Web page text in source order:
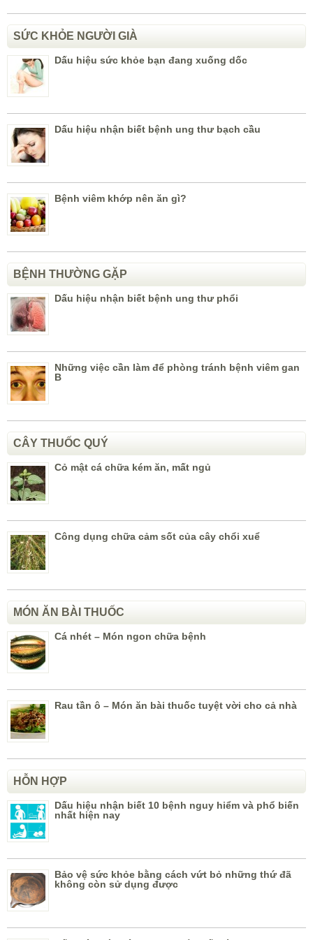
SỨC KHỎE NGƯỜI GIÀ
Dấu hiệu sức khỏe bạn đang xuống dốc
Dấu hiệu nhận biết bệnh ung thư bạch cầu
Bệnh viêm khớp nên ăn gì?
BỆNH THƯỜNG GẶP
Dấu hiệu nhận biết bệnh ung thư phổi
Những việc cần làm để phòng tránh bệnh viêm gan
B
CÂY THUỐC QUÝ
Cỏ mật cá chữa kém ăn, mất ngủ
Công dụng chữa cảm sốt của cây chổi xuể
MÓN ĂN BÀI THUỐC
Cá nhét – Món ngon chữa bệnh
Rau tần ô – Món ăn bài thuốc tuyệt vời cho cả nhà
HỖN HỢP
Dấu hiệu nhận biết 10 bệnh nguy hiểm và phổ biến
nhất hiện nay
Bảo vệ sức khỏe bằng cách vứt bỏ những thứ đã
không còn sử dụng được